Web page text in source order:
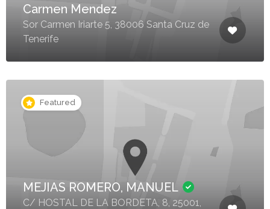
Carmen Mendez
Sor Carmen Iriarte 5, 38006 Santa Cruz de
Tenerife
Featured
MEJIAS ROMERO, MANUEL
C/ HOSTAL DE LA BORDETA, 8, 25001,